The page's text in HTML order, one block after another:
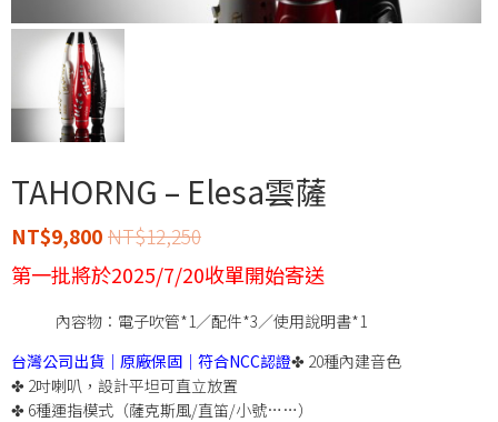
TAHORNG – Elesa雲薩
NT$12,250
NT$9,800
第一批將於2025/7/20收單開始寄送
內容物：電子吹管*1／配件*3／使用說明書*1
台灣公司出貨｜原廠保固｜符合NCC認證✤ 20種內建音色
✤ 2吋喇叭，設計平坦可直立放置
✤ 6種運指模式（薩克斯風/直笛/小號……）